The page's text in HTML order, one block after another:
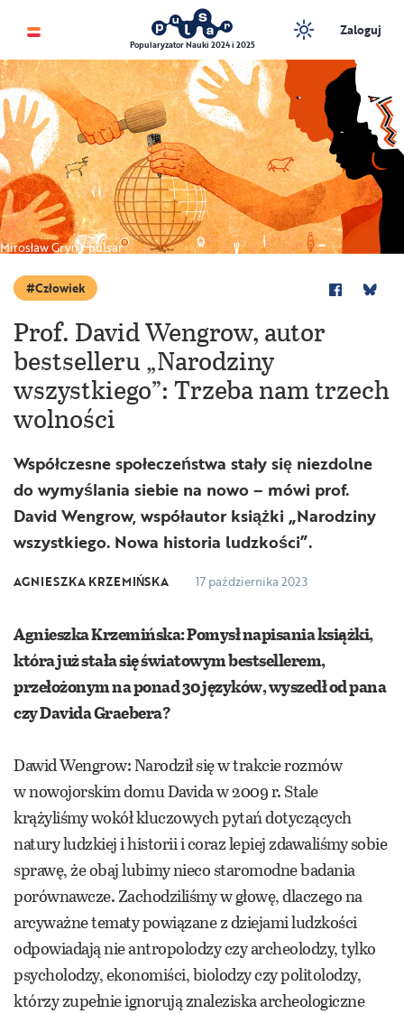
Popularyzator Nauki 2024 i 2025
Zaloguj
Mirosław Gryń / pulsar
Człowiek
Prof. David Wengrow, autor
bestselleru „Narodziny
wszystkiego”: Trzeba nam trzech
wolności
Współczesne społeczeństwa stały się niezdolne
do wymyślania siebie na nowo – mówi prof.
David Wengrow, współautor książki „Narodziny
wszystkiego. Nowa historia ludzkości”.
AGNIESZKA KRZEMIŃSKA 17 października 2023
Agnieszka Krzemińska: Pomysł napisania książki,
która już stała się światowym bestsellerem,
przełożonym na ponad 30 języków, wyszedł od pana
czy Davida Graebera?
Dawid Wengrow: Narodził się w trakcie rozmów
w nowojorskim domu Davida w 2009 r. Stale
krążyliśmy wokół kluczowych pytań dotyczących
natury ludzkiej i historii i coraz lepiej zdawaliśmy sobie
sprawę, że obaj lubimy nieco staromodne badania
porównawcze. Zachodziliśmy w głowę, dlaczego na
arcyważne tematy powiązane z dziejami ludzkości
odpowiadają nie antropolodzy czy archeolodzy, tylko
psycholodzy, ekonomiści, biolodzy czy politolodzy,
którzy zupełnie ignorują znaleziska archeologiczne